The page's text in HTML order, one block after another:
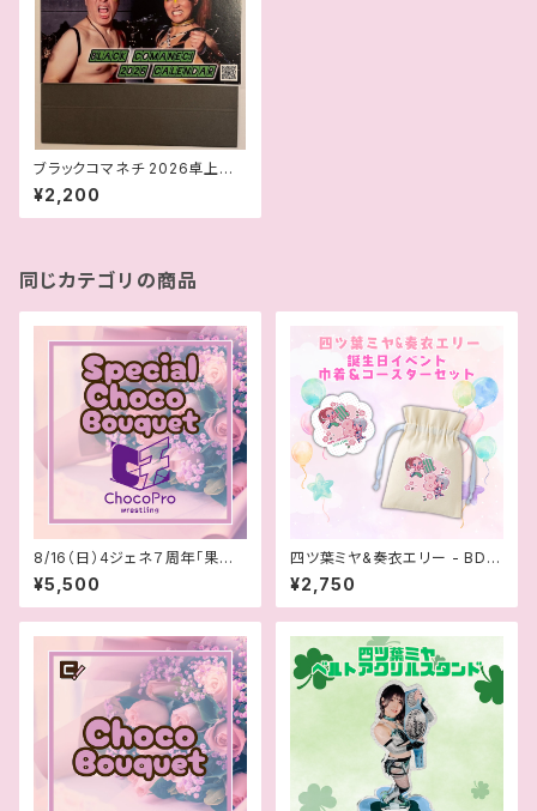
ブラックコマネチ 2026卓上カ
レンダー
¥2,200
同じカテゴリの商品
8/16（日）4ジェネ７周年「果汁2
545％」スペシャルブーケ
¥5,500
四ツ葉ミヤ&奏衣エリー - BDイ
ベント巾着＆コースターセット
¥2,750